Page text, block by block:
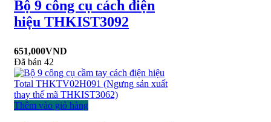
Bộ 9 công cụ cách điện
hiệu THKIST3092
651,000VND
Đã bán 42
Thêm vào giỏ hàng